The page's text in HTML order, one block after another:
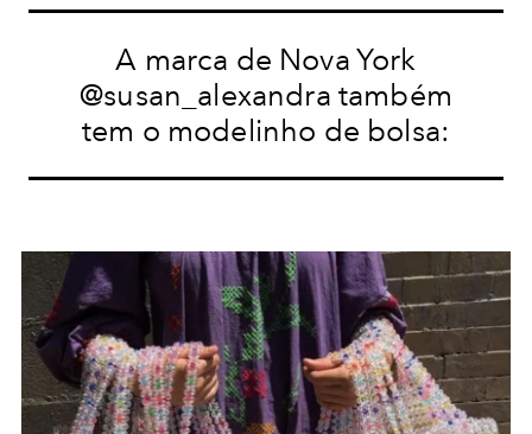
A marca de Nova York
@susan_alexandra também
tem o modelinho de bolsa: